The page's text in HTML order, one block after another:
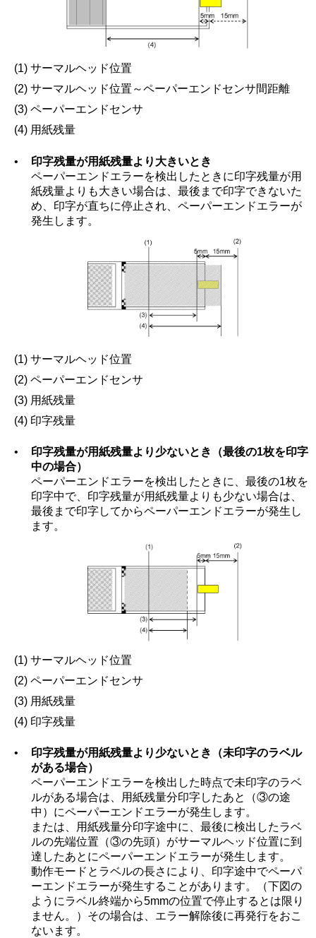
(1) サーマルヘッド位置
(2) サーマルヘッド位置～ペーパーエンドセンサ間距離
(3) ペーパーエンドセンサ
(4) 用紙残量
•
印字残量が用紙残量より大きいとき
ペーパーエンドエラーを検出したときに印字残量が用
紙残量よりも大きい場合は、最後まで印字できないた
め、印字が直ちに停止され、ペーパーエンドエラーが
発生します。
(1) サーマルヘッド位置
(2) ペーパーエンドセンサ
(3) 用紙残量
(4) 印字残量
•
印字残量が用紙残量より少ないとき（最後の1枚を印字
中の場合）
ペーパーエンドエラーを検出したときに、最後の1枚を
印字中で、印字残量が用紙残量よりも少ない場合は、
最後まで印字してからペーパーエンドエラーが発生し
ます。
(1) サーマルヘッド位置
(2) ペーパーエンドセンサ
(3) 用紙残量
(4) 印字残量
•
印字残量が用紙残量より少ないとき（未印字のラベル
がある場合）
ペーパーエンドエラーを検出した時点で未印字のラベ
ルがある場合は、用紙残量分印字したあと（③の途
中）にペーパーエンドエラーが発生します。
または、用紙残量分印字途中に、最後に検出したラベ
ルの先端位置（③の先頭）がサーマルヘッド位置に到
達したあとにペーパーエンドエラーが発生します。
動作モードとラベルの長さにより、印字途中でペーパ
ーエンドエラーが発生することがあります。（下図の
ようにラベル終端から5mmの位置で停止するとは限り
ません。）その場合は、エラー解除後に再発行をおこ
ないます。